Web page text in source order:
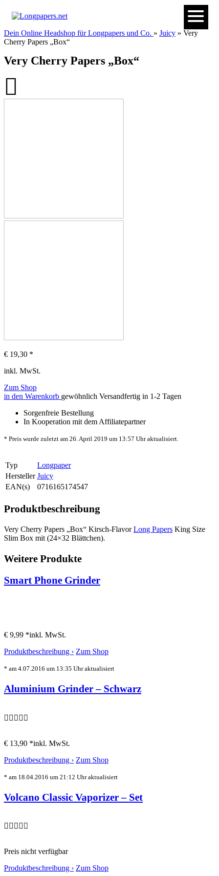
Dein Online Headshop für Longpapers und Co. » Juicy » Very
Cherry Papers „Box“
Very Cherry Papers „Box“
€ 19,30 *
inkl. MwSt.
Zum Shop
in den Warenkorb gewöhnlich Versandfertig in 1-2 Tagen
Sorgenfreie Bestellung
In Kooperation mit dem Affiliatepartner
* Preis wurde zuletzt am 26. April 2019 um 13:57 Uhr aktualisiert.
Typ
Longpaper
Hersteller Juicy
EAN(s)
0716165174547
Produktbeschreibung
Very Cherry Papers „Box“ Kirsch-FlavorLong Papers King Size
Slim Box mit (24×32 Blättchen).
Weitere Produkte
Smart Phone Grinder
€ 9,99 *inkl. MwSt.
Produktbeschreibung › Zum Shop
* am 4.07.2016 um 13:35 Uhr aktualisiert
Aluminium Grinder – Schwarz
€ 13,90 *inkl. MwSt.
Produktbeschreibung › Zum Shop
* am 18.04.2016 um 21:12 Uhr aktualisiert
Volcano Classic Vaporizer – Set
Preis nicht verfügbar
Produktbeschreibung › Zum Shop